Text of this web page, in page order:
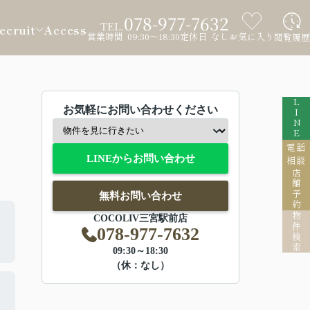
Access TEL.078-977-7632
営業時間 09:30～18:30定休日 なし お気に入り 閲覧履歴
LINE
電話
相談
店舗予約
物件検索
お気軽にお問い合わせください
LINEからお問い合わせ
無料お問い合わせ
COCOLIV三宮駅前店
078-977-7632
09:30～18:30
（休：なし）